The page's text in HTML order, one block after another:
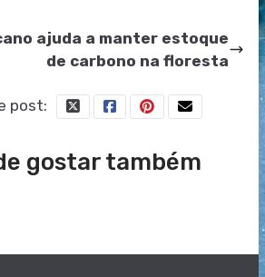
ajuda a manter estoque
de carbono na floresta
post:
gostar também